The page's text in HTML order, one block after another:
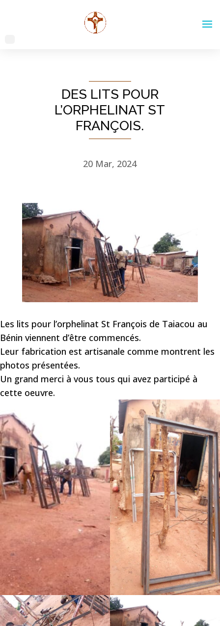
DES LITS POUR
L’ORPHELINAT ST
FRANÇOIS.
20 Mar, 2024
Les lits pour l’orphelinat St François de Taiacou au
Bénin viennent d’être commencés.
Leur fabrication est artisanale comme montrent les
photos présentées.
Un grand merci à vous tous qui avez participé à
cette oeuvre.